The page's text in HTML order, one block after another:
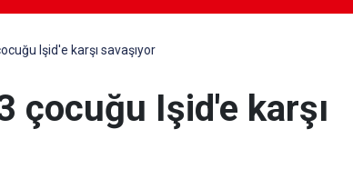
Işid'e karşı savaşıyor
çocuğu Işid'e karşı